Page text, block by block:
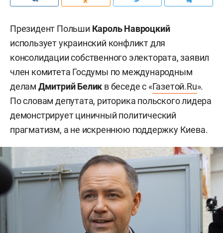
Президент Польши Кароль Навроцкий
использует украинский конфликт для
консолидации собственного электората, заявил
член комитета Госдумы по международным
делам Дмитрий Белик в беседе с «Газетой.Ru».
По словам депутата, риторика польского лидера
демонстрирует циничный политический
прагматизм, а не искреннюю поддержку Киева.